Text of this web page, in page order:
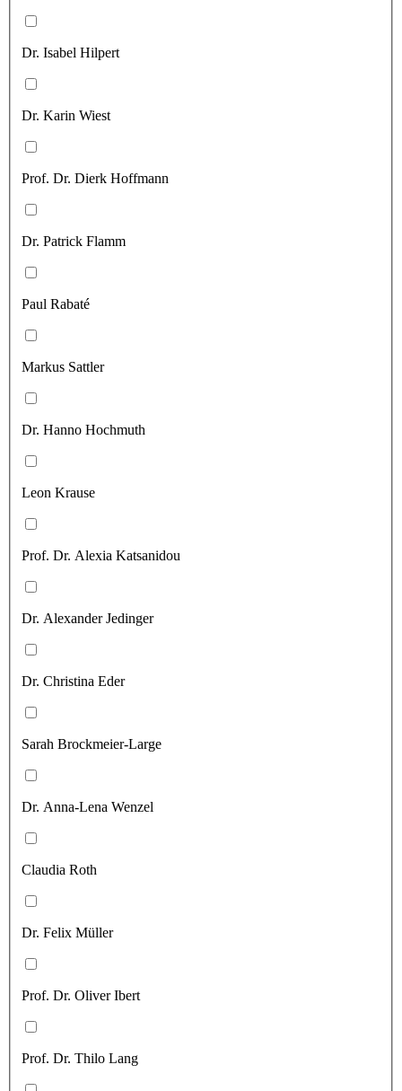
Dr. Isabel Hilpert
Dr. Karin Wiest
Prof. Dr. Dierk Hoffmann
Dr. Patrick Flamm
Paul Rabaté
Markus Sattler
Dr. Hanno Hochmuth
Leon Krause
Prof. Dr. Alexia Katsanidou
Dr. Alexander Jedinger
Dr. Christina Eder
Sarah Brockmeier-Large
Dr. Anna-Lena Wenzel
Claudia Roth
Dr. Felix Müller
Prof. Dr. Oliver Ibert
Prof. Dr. Thilo Lang